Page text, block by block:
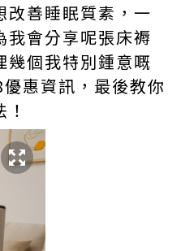
改善睡眠質素，一
我會分享呢張床褥
幾個我特別鍾意嘅
惠資訊，最後教你
！